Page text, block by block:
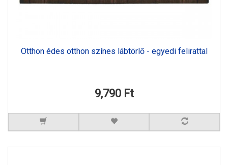
Otthon édes otthon színes lábtörlő - egyedi felirattal
9,790 Ft